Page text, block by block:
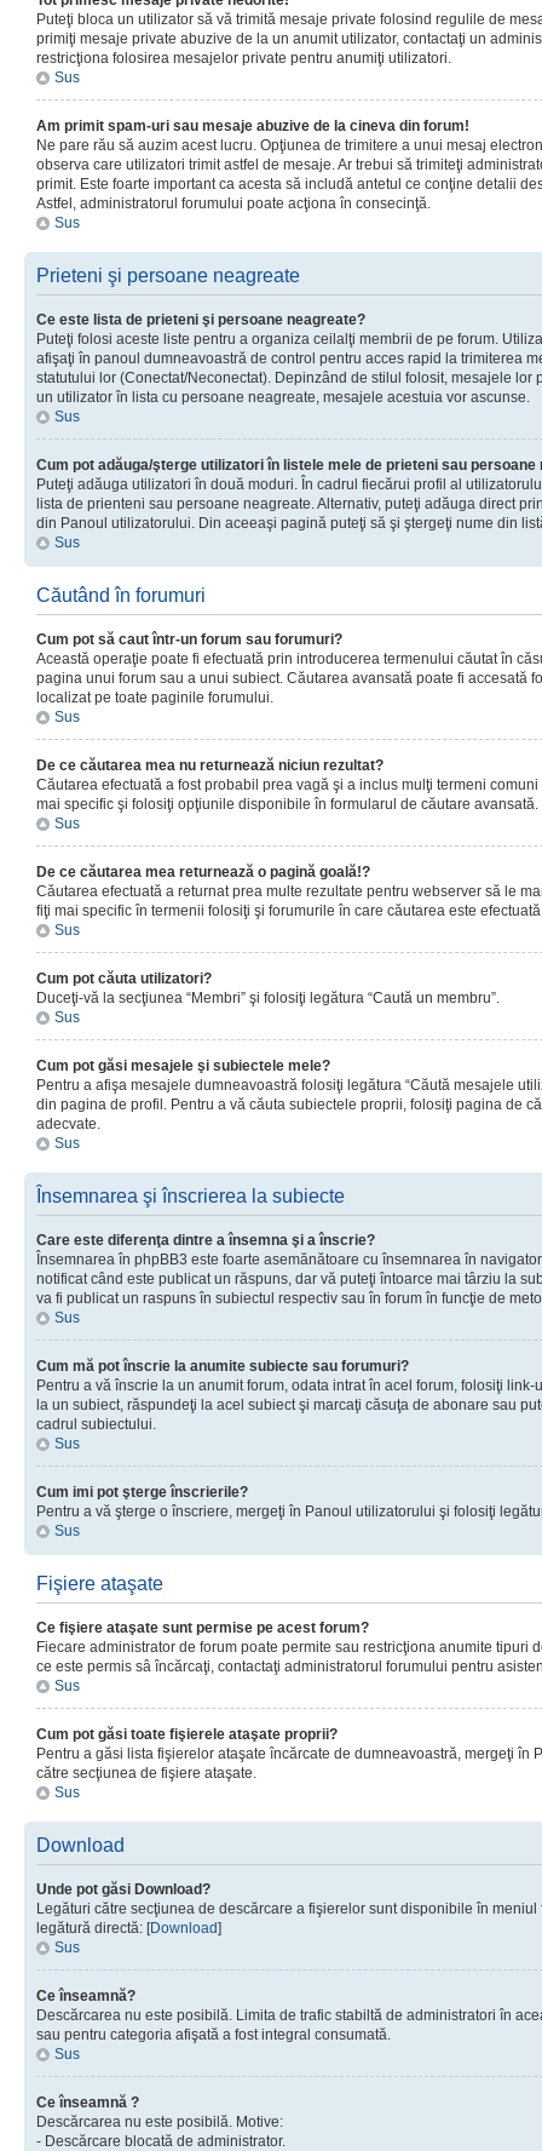
Puteţi bloca un utilizator să vă trimită mesaje private folosind regulile de
primiţi mesaje private abuzive de la un anumit utilizator, contactaţi un
restricţiona folosirea mesajelor private pentru anumiţi utilizatori.
Sus
Am primit spam-uri sau mesaje abuzive de la cineva din forum!
Ne pare rău să auzim acest lucru. Opţiunea de trimitere a unui mesaj
observa care utilizatori trimit astfel de mesaje. Ar trebui să trimiteţi
primit. Este foarte important ca acesta să includă antetul ce conţine detalii
Astfel, administratorul forumului poate acţiona în consecinţă.
Sus
Prieteni şi persoane neagreate
Ce este lista de prieteni şi persoane neagreate?
Puteţi folosi aceste liste pentru a organiza ceilalţi membrii de pe forum.
afişaţi în panoul dumneavoastră de control pentru acces rapid la trimiterea
statutului lor (Conectat/Neconectat). Depinzând de stilul folosit, mesajele lor
un utilizator în lista cu persoane neagreate, mesajele acestuia vor ascunse.
Sus
Cum pot adăuga/şterge utilizatori în listele mele de prieteni sau persoane
Puteţi adăuga utilizatori în două moduri. În cadrul fiecărui profil al
lista de prienteni sau persoane neagreate. Alternativ, puteţi adăuga direct
din Panoul utilizatorului. Din aceeaşi pagină puteţi să şi ştergeţi nume din
Sus
Căutând în forumuri
Cum pot să caut într-un forum sau forumuri?
Această operaţie poate fi efectuată prin introducerea termenului căutat în
pagina unui forum sau a unui subiect. Căutarea avansată poate fi accesată
localizat pe toate paginile forumului.
Sus
De ce căutarea mea nu returnează niciun rezultat?
Căutarea efectuată a fost probabil prea vagă şi a inclus mulţi termeni
mai specific şi folosiţi opţiunile disponibile în formularul de căutare avansată.
Sus
De ce căutarea mea returnează o pagină goală!?
Căutarea efectuată a returnat prea multe rezultate pentru webserver să le
fiţi mai specific în termenii folosiţi şi forumurile în care căutarea este
Sus
Cum pot căuta utilizatori?
Duceţi-vă la secţiunea “Membri” şi folosiţi legătura “Caută un membru”.
Sus
Cum pot găsi mesajele şi subiectele mele?
Pentru a afişa mesajele dumneavoastră folosiţi legătura “Căută mesajele
din pagina de profil. Pentru a vă căuta subiectele proprii, folosiţi pagina de
adecvate.
Sus
Însemnarea şi înscrierea la subiecte
Care este diferenţa dintre a însemna şi a înscrie?
Însemnarea în phpBB3 este foarte asemănătoare cu însemnarea în
notificat când este publicat un răspuns, dar vă puteţi întoarce mai târziu la
va fi publicat un raspuns în subiectul respectiv sau în forum în funcţie de
Sus
Cum mă pot înscrie la anumite subiecte sau forumuri?
Pentru a vă înscrie la un anumit forum, odata intrat în acel forum, folosiţi
la un subiect, răspundeţi la acel subiect şi marcaţi căsuţa de abonare sau
cadrul subiectului.
Sus
Cum imi pot şterge înscrierile?
Pentru a vă şterge o înscriere, mergeţi în Panoul utilizatorului şi folosiţi
Sus
Fişiere ataşate
Ce fişiere ataşate sunt permise pe acest forum?
Fiecare administrator de forum poate permite sau restricţiona anumite tipuri
ce este permis sâ încărcaţi, contactaţi administratorul forumului pentru
Sus
Cum pot găsi toate fişierele ataşate proprii?
Pentru a găsi lista fişierelor ataşate încărcate de dumneavoastră, mergeţi în
către secţiunea de fişiere ataşate.
Sus
Download
Unde pot găsi Download?
Legături către secţiunea de descărcare a fişierelor sunt disponibile în
legătură directă: [Download]
Sus
Ce înseamnă?
Descărcarea nu este posibilă. Limita de trafic stabiltă de administratori în
sau pentru categoria afişată a fost integral consumată.
Sus
Ce înseamnă ?
Descărcarea nu este posibilă. Motive:
- Descărcare blocată de administrator.